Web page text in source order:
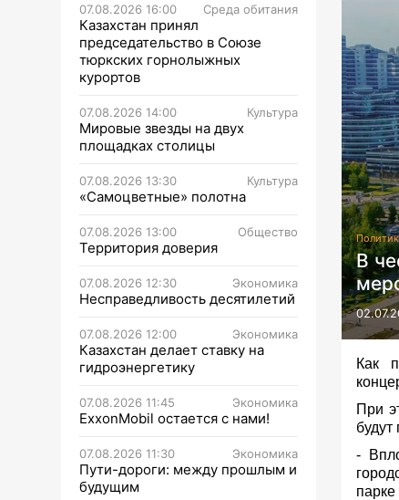
07.08.2026 16:00 Среда обитания
Казахстан принял
председательство в Союзе
тюркских горнолыжных
курортов
07.08.2026 14:00 Культура
Мировые звезды на двух
площадках столицы
07.08.2026 13:30 Культура
«Самоцветные» полотна
07.08.2026 13:00 Общество
Территория доверия
07.08.2026 12:30 Экономика
Несправедливость десятилетий
07.08.2026 12:00 Экономика
Казахстан делает ставку на
гидроэнергетику
07.08.2026 11:45 Экономика
ExxonMobil остается с нами!
07.08.2026 11:30 Экономика
Пути-дороги: между прошлым и
будущим
В
Как
При
будут
-